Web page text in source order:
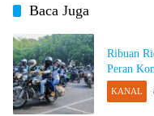
Baca Juga
Ribuan
Peran
KANAL